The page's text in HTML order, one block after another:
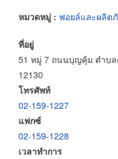
หมวดหมู่ : ฟอยล์และผลิ
ที่อยู่
51 หมู่ 7 ถนนบุญคุ้ม ตำบล
12130
โทรศัพท์
02-159-1227
แฟกซ์
02-159-1228
เวลาทำการ